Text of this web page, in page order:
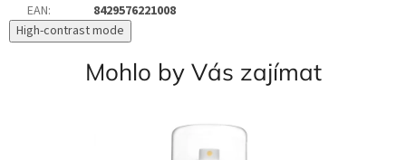
EAN:
8429576221008
High-contrast mode
Mohlo by Vás zajímat